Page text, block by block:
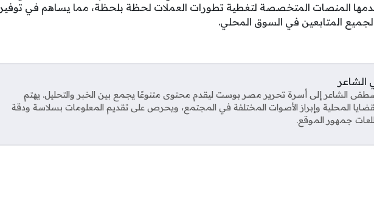
تقدمها المنصات المتخصصة لتغطية تطورات العملات لحظة بلحظة، مما يساهم في توفير
المتابعين في السوق المحلي.
الشاعر إلى أسرة تحرير مصر بوست ليقدم محتوى متنوعًا يجمع بين الخبر والتحليل. يهتم
المحلية وإبراز الأصوات المختلفة في المجتمع، ويحرص على تقديم المعلومات بسلاسة ودقة
جمهور الموقع.